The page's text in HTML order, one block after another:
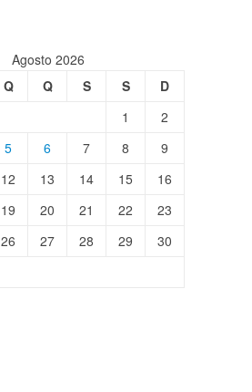
Agosto 2026
Q Q S S
D
1
2
5 6 7 8
9
12 13 14 15
16
19 20 21 22
23
26 27 28 29
30